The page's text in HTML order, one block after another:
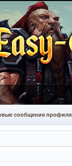
сообщения профиля